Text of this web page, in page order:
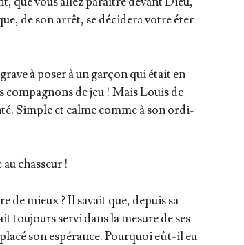
de son arrêt, se déci­de­ra votre éter­
à poser à un gar­çon qui était en
com­pa­gnons de jeu ! Mais Louis de
Simple et calme comme à son ordi­
chasseur !
mieux ? Il savait que, depuis sa
tou­jours ser­vi dans la mesure de ses
son espé­rance. Pour­quoi eût-il eu